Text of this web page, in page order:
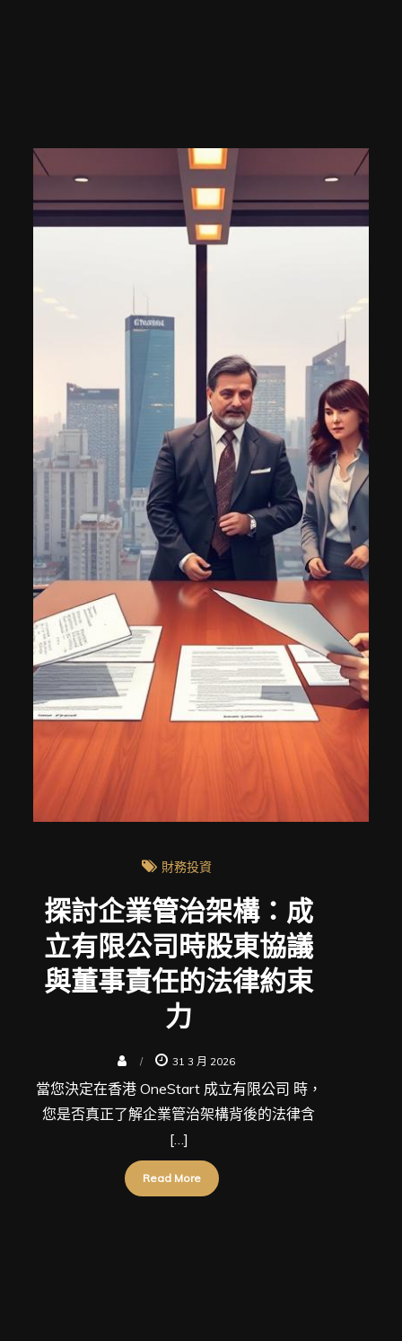
財務投資
探討企業管治架構：成
立有限公司時股東協議
與董事責任的法律約束
力
31 3 月 2026
當您決定在香港 OneStart 成立有限公司 時，
您是否真正了解企業管治架構背後的法律含
[…]
Read More